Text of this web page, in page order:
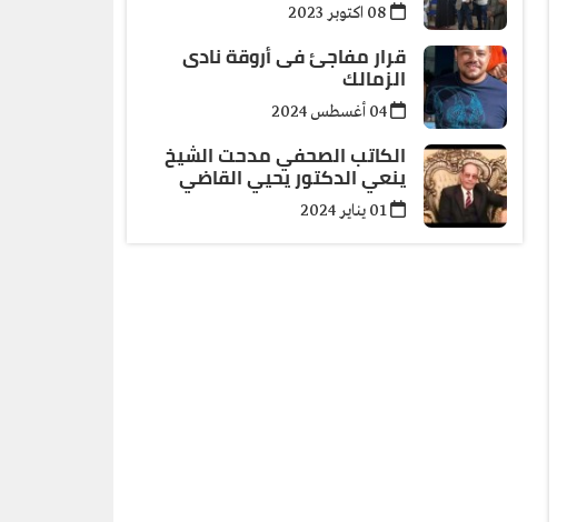
قرار مفاجئ فى أروقة نادى
الزمالك
الكاتب الصحفي مدحت الشيخ
ينعي الدكتور يحيي القاضي